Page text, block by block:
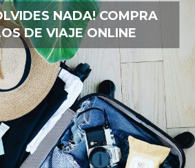
NADA! COMPRA
DE VIAJE ONLINE